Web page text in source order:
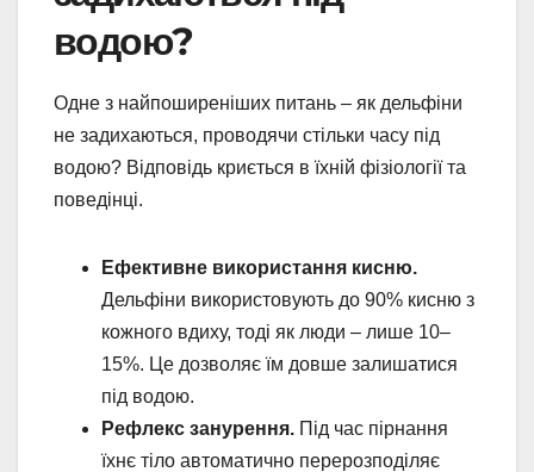
водою?
Одне з найпоширеніших питань – як дельфіни
не задихаються, проводячи стільки часу під
водою? Відповідь криється в їхній фізіології та
поведінці.
Ефективне використання кисню.
Дельфіни використовують до 90% кисню з
кожного вдиху, тоді як люди – лише 10–
15%. Це дозволяє їм довше залишатися
під водою.
Рефлекс занурення. Під час пірнання
їхнє тіло автоматично перерозподіляє